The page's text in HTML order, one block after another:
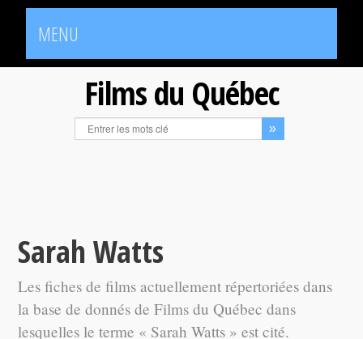
MENU
Films du Québec
Sarah Watts
Les fiches de films actuellement répertoriées dans
la base de donnés de Films du Québec dans
lesquelles le terme « Sarah Watts » est cité.